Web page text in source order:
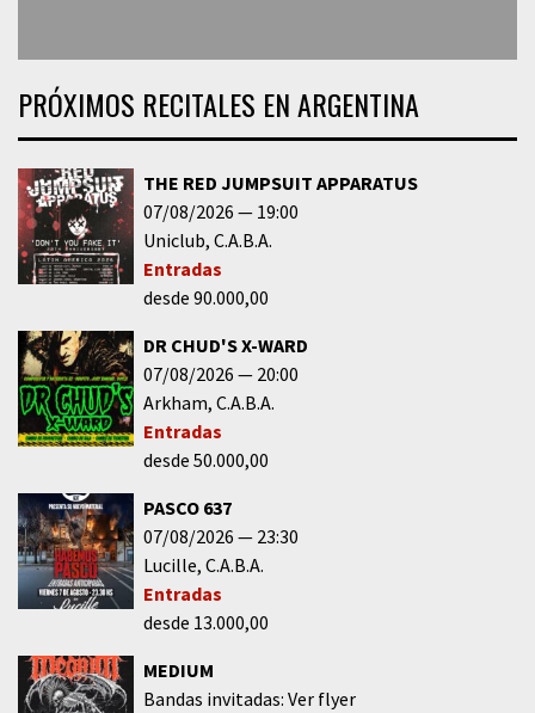
PRÓXIMOS RECITALES EN ARGENTINA
THE RED JUMPSUIT APPARATUS
07/08/2026
19:00
Uniclub C.A.B.A.
Entradas
desde 90.000,00
DR CHUD'S X-WARD
07/08/2026
20:00
Arkham C.A.B.A.
Entradas
desde 50.000,00
PASCO 637
07/08/2026
23:30
Lucille C.A.B.A.
Entradas
desde 13.000,00
MEDIUM
Bandas invitadas: Ver flyer